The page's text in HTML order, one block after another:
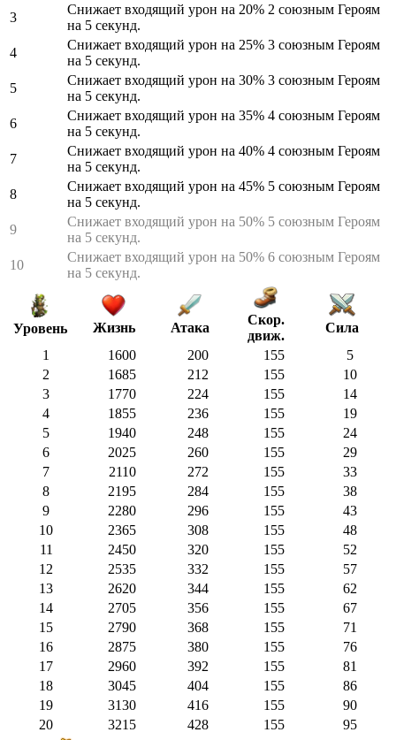
3
Снижает входящий урон на 20% 2 союзным Героям
на 5 секунд.
4
Снижает входящий урон на 25% 3 союзным Героям
на 5 секунд.
5
Снижает входящий урон на 30% 3 союзным Героям
на 5 секунд.
6
Снижает входящий урон на 35% 4 союзным Героям
на 5 секунд.
7
Снижает входящий урон на 40% 4 союзным Героям
на 5 секунд.
8
Снижает входящий урон на 45% 5 союзным Героям
на 5 секунд.
9
Снижает входящий урон на 50% 5 союзным Героям
на 5 секунд.
10
Снижает входящий урон на 50% 6 союзным Героям
на 5 секунд.
Уровень Жизнь Атака
Скор.
движ.
Сила
1
1600 200 155
5
2
1685 212 155
10
3
1770 224 155
14
4
1855 236 155
19
5
1940 248 155
24
6
2025 260 155
29
7
2110 272 155
33
8
2195 284 155
38
9
2280 296 155
43
10
2365 308 155
48
11
2450 320 155
52
12
2535 332 155
57
13
2620 344 155
62
14
2705 356 155
67
15
2790 368 155
71
16
2875 380 155
76
17
2960 392 155
81
18
3045 404 155
86
19
3130 416 155
90
20
3215 428 155
95